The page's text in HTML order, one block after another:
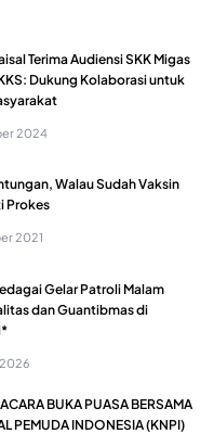
Terima Audiensi SKK Migas
Dukung Kolaborasi untuk
2024
Walau Sudah Vaksin
Prokes
2021
Gelar Patroli Malam
dan Guantibmas di
2026
BUKA PUASA BERSAMA
PEMUDA INDONESIA (KNPI)